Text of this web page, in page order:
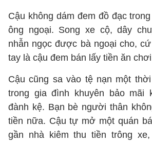
Cậu không dám đem đồ đạc
ông ngoại. Song xe cộ, dây
nhẫn ngọc được bà ngoại cho,
tay là cậu đem bán lấy tiền ăn
Cậu cũng sa vào tệ nạn một
trong gia đình khuyên bảo mãi
đành kệ. Bạn bè người thân
tiền nữa. Cậu tự mở một quán
gần nhà kiêm thu tiền trông